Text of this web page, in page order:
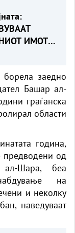
ИМОТ
борела заедно
Башар ал-
граѓанска
области
година,
предводени од
ал-Шара, беа
на
и неколку
наведуваат